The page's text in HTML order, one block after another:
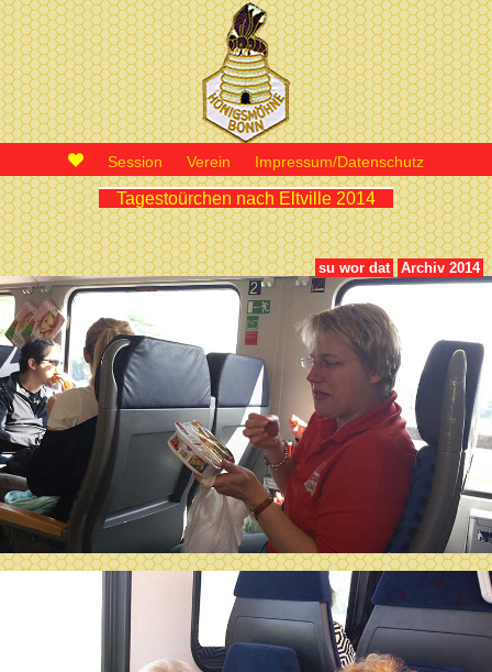
Session Verein Impressum/Datenschutz
Tagestoürchen nach Eltville 2014
su wor dat Archiv 2014